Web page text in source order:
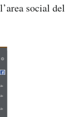
social del